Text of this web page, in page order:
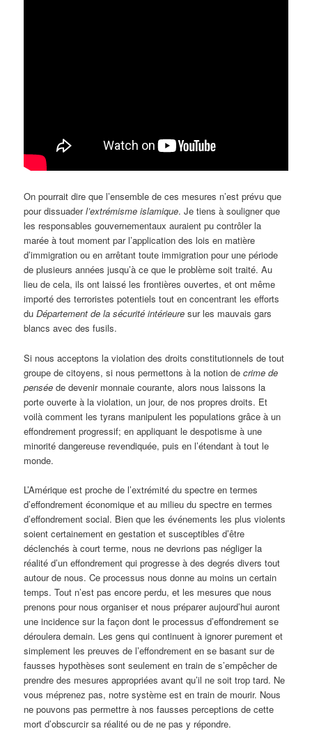
On pourrait dire que l’ensemble de ces mesures n’est prévu que
pour dissuaderl’extrémisme islamique. Je tiens à souligner que
les responsables gouvernementaux auraient pu contrôler la
marée à tout moment par l’application des lois en matière
d’immigration ou en arrêtant toute immigration pour une période
de plusieurs années jusqu’à ce que le problème soit traité. Au
lieu de cela, ils ont laissé les frontières ouvertes, et ont même
importé des terroristes potentiels tout en concentrant les efforts
duDépartement de la sécurité intérieure sur les mauvais gars
blancs avec des fusils.
Si nous acceptons la violation des droits constitutionnels de tout
groupe de citoyens, si nous permettons à la notion decrime de
pensée de devenir monnaie courante, alors nous laissons la
porte ouverte à la violation, un jour, de nos propres droits. Et
voilà comment les tyrans manipulent les populations grâce à un
effondrement progressif; en appliquant le despotisme à une
minorité dangereuse revendiquée, puis en l’étendant à tout le
monde.
L’Amérique est proche de l’extrémité du spectre en termes
d’effondrement économique et au milieu du spectre en termes
d’effondrement social. Bien que les événements les plus violents
soient certainement en gestation et susceptibles d’être
déclenchés à court terme, nous ne devrions pas négliger la
réalité d’un effondrement qui progresse à des degrés divers tout
autour de nous. Ce processus nous donne au moins un certain
temps. Tout n’est pas encore perdu, et les mesures que nous
prenons pour nous organiser et nous préparer aujourd’hui auront
une incidence sur la façon dont le processus d’effondrement se
déroulera demain. Les gens qui continuent à ignorer purement et
simplement les preuves de l’effondrement en se basant sur de
fausses hypothèses sont seulement en train de s’empêcher de
prendre des mesures appropriées avant qu’il ne soit trop tard. Ne
vous méprenez pas, notre système est en train de mourir. Nous
ne pouvons pas permettre à nos fausses perceptions de cette
mort d’obscurcir sa réalité ou de ne pas y répondre.